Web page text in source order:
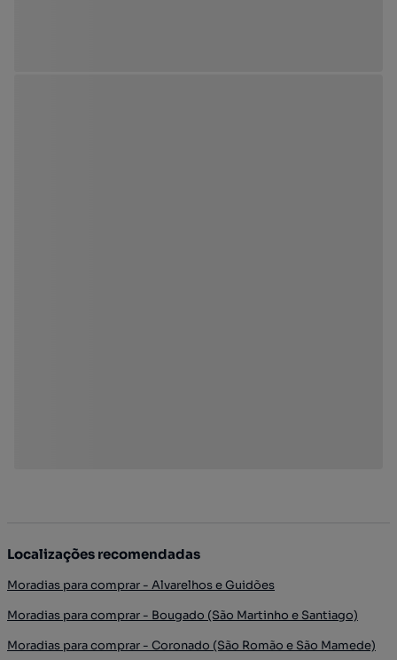
Localizações recomendadas
Moradias para comprar - Alvarelhos e Guidões
Moradias para comprar - Bougado (São Martinho e Santiago)
Moradias para comprar - Coronado (São Romão e São Mamede)